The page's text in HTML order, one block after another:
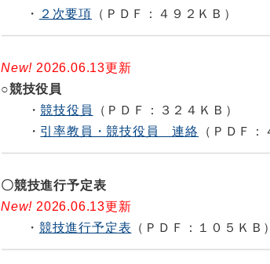
リレーオーダー用紙を公開しました。
2026.05.26更新
【報道関係者向け情報】
本大会の取材する場合、事前の取材申
の取材について」をご覧ください。
2026.05.13更新
県総体のＷｅｂエントリーを開始しま
・
２次要項 （ＰＤＦ：４９２ＫＢ）
New! 2026.06.13更新
○競技役員
・競技役員
（ＰＤＦ：３２４ＫＢ）
・ 引率教員・競技役員 連絡 （ＰＤＦ：
〇競技進行予定表
New! 2026.06.13更新
・ 競技進行予定表 （ＰＤＦ：１０５ＫＢ）